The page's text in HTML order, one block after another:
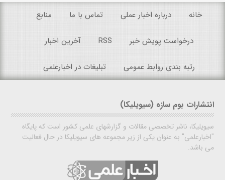
خانه درباره اخبار عملی تماس با ما منابع
درخواست پویش خبر RSS آخرین اخبار
رتبه بندی روابط عمومی تبلیغات در اخبارعلمی
انتشارات بوم سازه (سیویلیکا)
سیویلیکا، ناشر تخصصی مقالات و گزارشهای علمی کشور است که پایگاه
"اخبارعلمی" به عنوان یکی از زیر مجموعه های سیویلیکا در حال فعالیت
می باشد.